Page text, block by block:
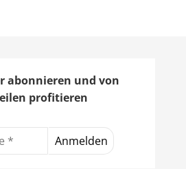
abonnieren und von
profitieren